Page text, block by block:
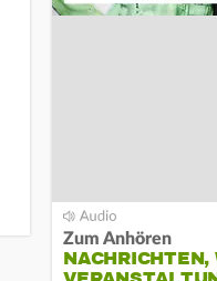
Zum Anhören
NACHRICHTEN,